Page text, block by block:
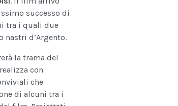
successo di
tra i quali due
d’Argento.
la trama del
con
che
di alcuni tra i